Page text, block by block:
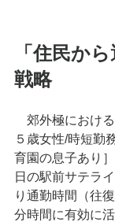
「住⺠か
戦略
郊外極における
５歳⼥性/時短勤
育園の息⼦あり
⽇の駅前サテラ
り通勤時間（往
分時間に有効に